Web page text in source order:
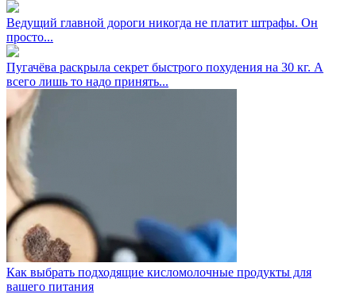
Ведущий главной дороги никогда не платит штрафы. Он
просто...
Пугачёва раскрыла секрет быстрого похудения на 30 кг. А
всего лишь то надо принять...
Как выбрать подходящие кисломолочные продукты для
вашего питания